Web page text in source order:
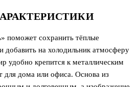
поможет сохранить тёплые
добавить на холодильник атмосферу
удобно крепится к металлическим
для дома или офиса. Основа из